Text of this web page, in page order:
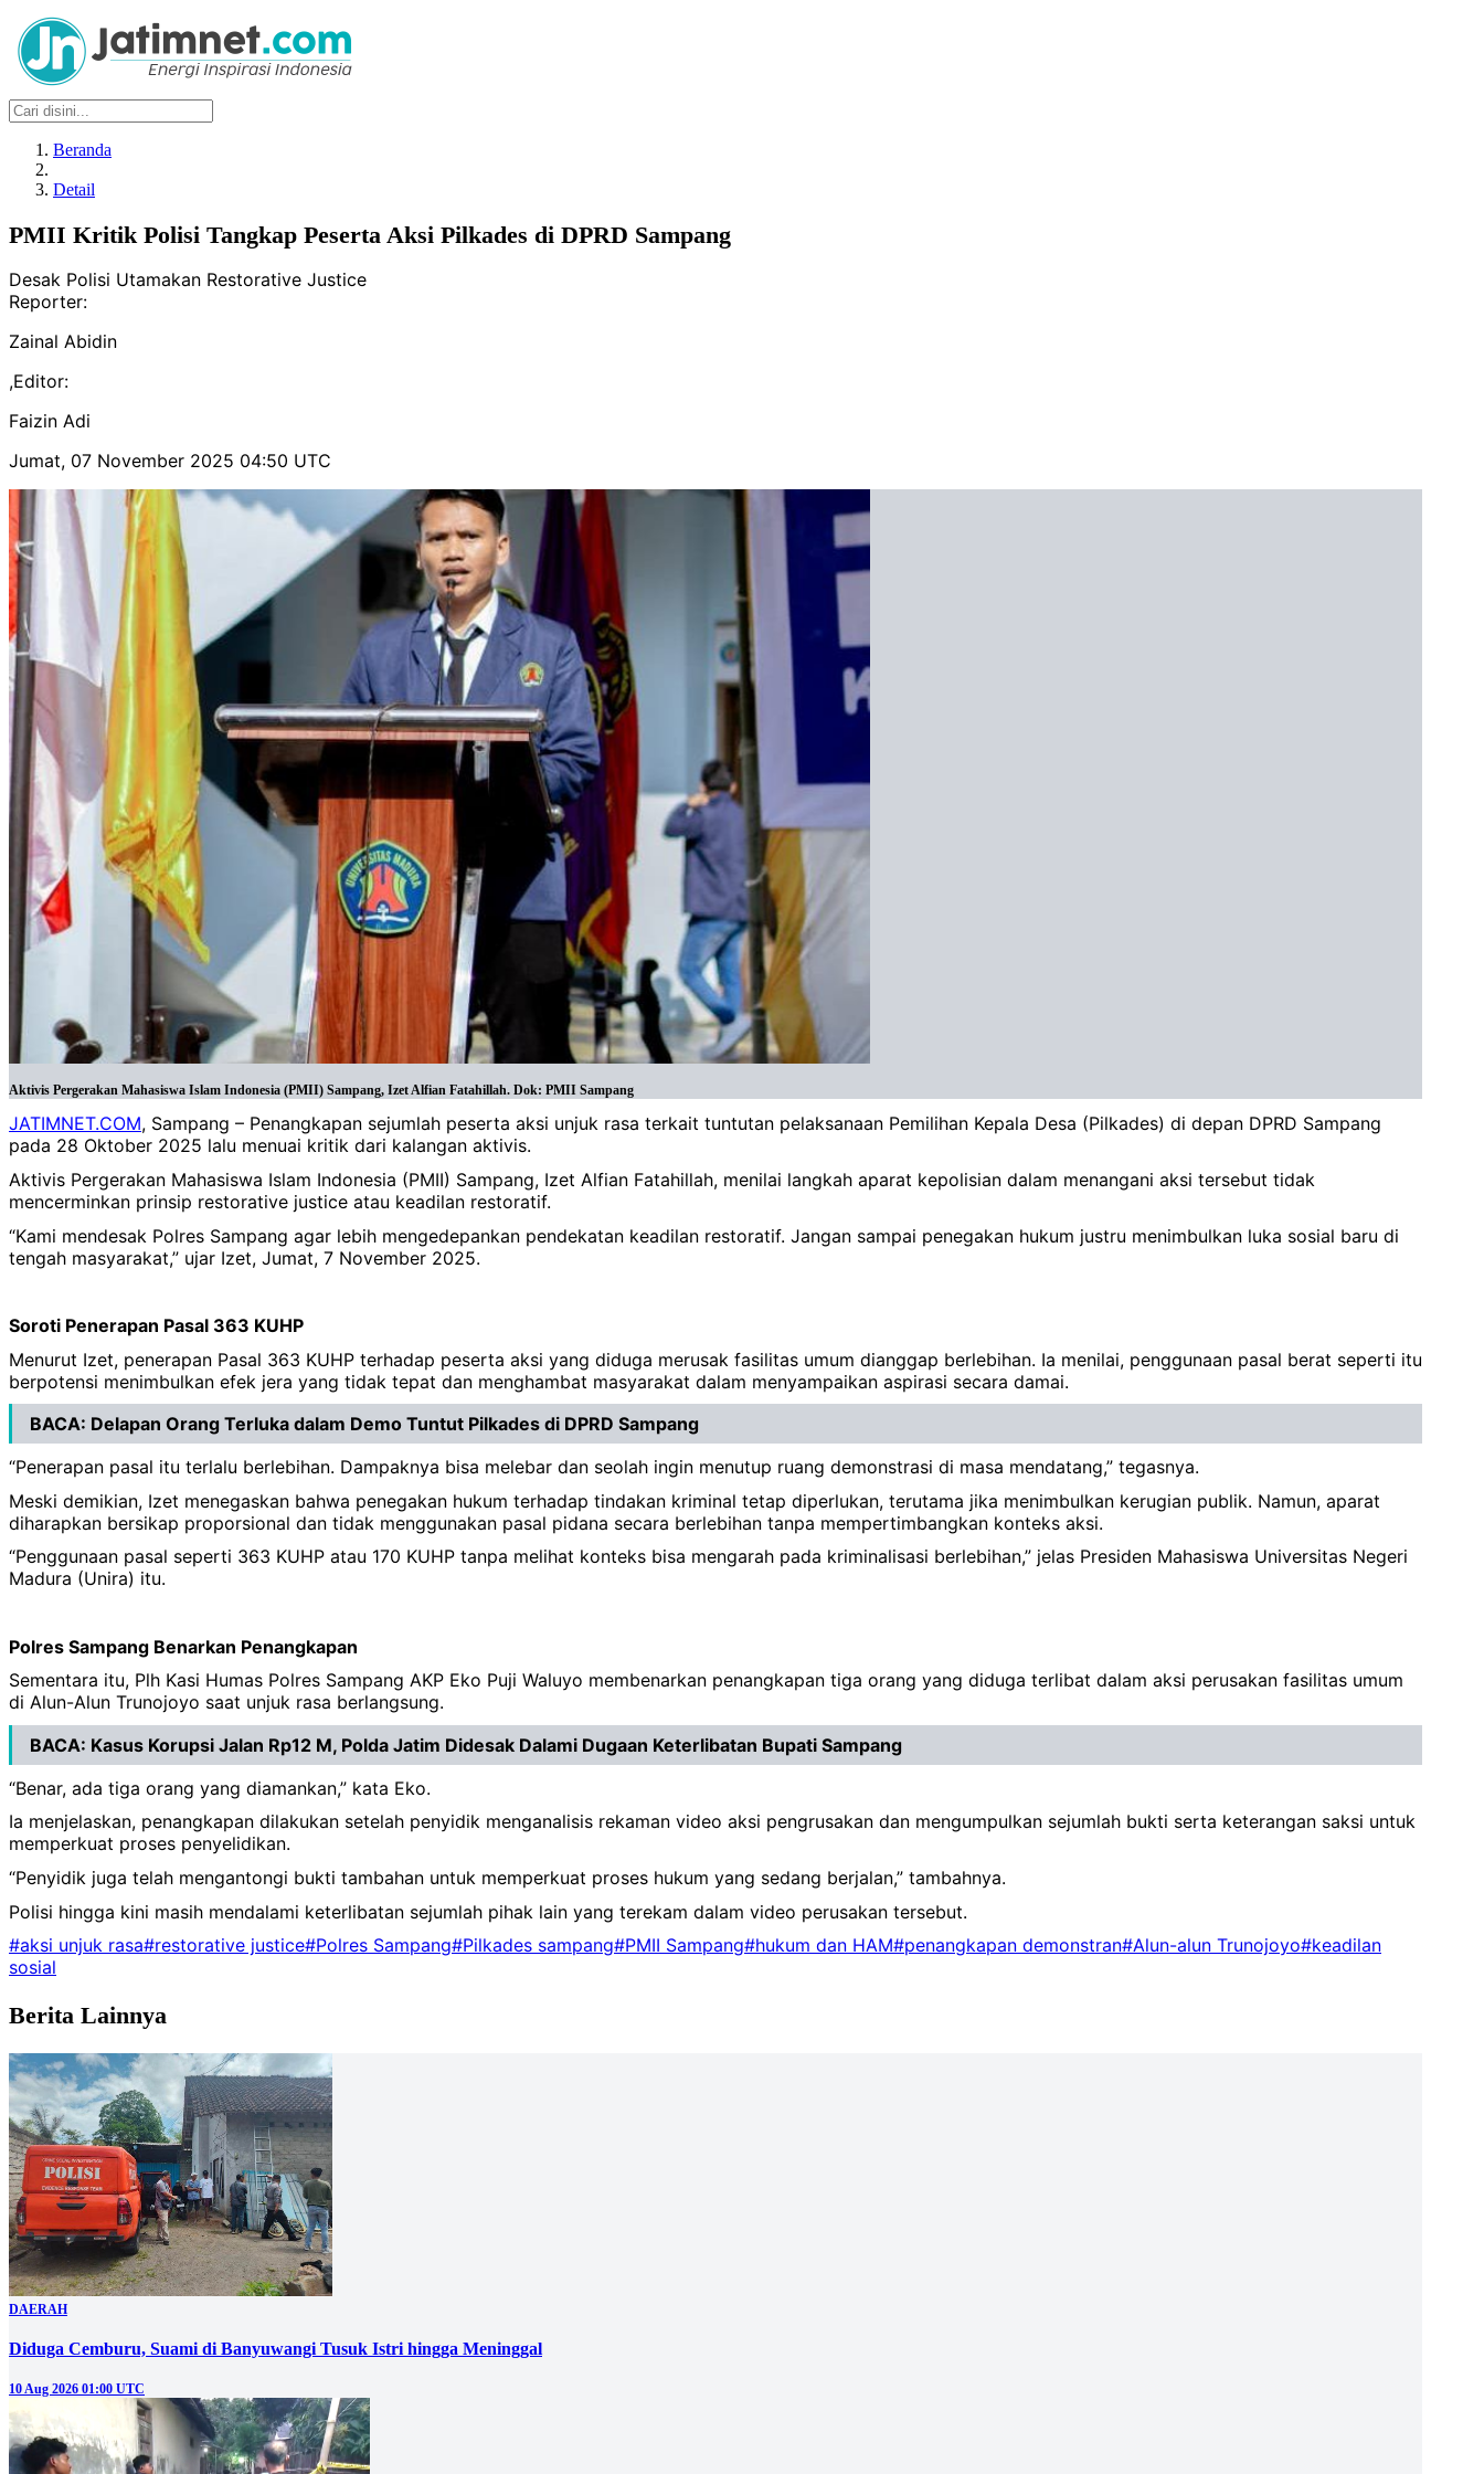
Beranda
Detail
PMII Kritik Polisi Tangkap Peserta Aksi Pilkades di DPRD Sampang
Desak Polisi Utamakan Restorative Justice
Reporter:
Zainal Abidin
,Editor:
Faizin Adi
Jumat, 07 November 2025 04:50 UTC
Aktivis Pergerakan Mahasiswa Islam Indonesia (PMII) Sampang, Izet Alfian Fatahillah. Dok: PMII Sampang
JATIMNET.COM, Sampang – Penangkapan sejumlah peserta aksi unjuk rasa terkait tuntutan pelaksanaan Pemilihan Kepala Desa (Pilkades) di depan DPRD Sampang
pada 28 Oktober 2025 lalu menuai kritik dari kalangan aktivis.
Aktivis Pergerakan Mahasiswa Islam Indonesia (PMII) Sampang, Izet Alfian Fatahillah, menilai langkah aparat kepolisian dalam menangani aksi tersebut tidak
mencerminkan prinsip restorative justice atau keadilan restoratif.
“Kami mendesak Polres Sampang agar lebih mengedepankan pendekatan keadilan restoratif. Jangan sampai penegakan hukum justru menimbulkan luka sosial baru di
tengah masyarakat,” ujar Izet, Jumat, 7 November 2025.
Soroti Penerapan Pasal 363 KUHP
Menurut Izet, penerapan Pasal 363 KUHP terhadap peserta aksi yang diduga merusak fasilitas umum dianggap berlebihan. Ia menilai, penggunaan pasal berat seperti itu
berpotensi menimbulkan efek jera yang tidak tepat dan menghambat masyarakat dalam menyampaikan aspirasi secara damai.
BACA: Delapan Orang Terluka dalam Demo Tuntut Pilkades di DPRD Sampang
“Penerapan pasal itu terlalu berlebihan. Dampaknya bisa melebar dan seolah ingin menutup ruang demonstrasi di masa mendatang,” tegasnya.
Meski demikian, Izet menegaskan bahwa penegakan hukum terhadap tindakan kriminal tetap diperlukan, terutama jika menimbulkan kerugian publik. Namun, aparat
diharapkan bersikap proporsional dan tidak menggunakan pasal pidana secara berlebihan tanpa mempertimbangkan konteks aksi.
“Penggunaan pasal seperti 363 KUHP atau 170 KUHP tanpa melihat konteks bisa mengarah pada kriminalisasi berlebihan,” jelas Presiden Mahasiswa Universitas Negeri
Madura (Unira) itu.
Polres Sampang Benarkan Penangkapan
Sementara itu, Plh Kasi Humas Polres Sampang AKP Eko Puji Waluyo membenarkan penangkapan tiga orang yang diduga terlibat dalam aksi perusakan fasilitas umum
di Alun-Alun Trunojoyo saat unjuk rasa berlangsung.
BACA: Kasus Korupsi Jalan Rp12 M, Polda Jatim Didesak Dalami Dugaan Keterlibatan Bupati Sampang
“Benar, ada tiga orang yang diamankan,” kata Eko.
Ia menjelaskan, penangkapan dilakukan setelah penyidik menganalisis rekaman video aksi pengrusakan dan mengumpulkan sejumlah bukti serta keterangan saksi untuk
memperkuat proses penyelidikan.
“Penyidik juga telah mengantongi bukti tambahan untuk memperkuat proses hukum yang sedang berjalan,” tambahnya.
Polisi hingga kini masih mendalami keterlibatan sejumlah pihak lain yang terekam dalam video perusakan tersebut.
#aksi unjuk rasa#restorative justice#Polres Sampang#Pilkades sampang#PMII Sampang#hukum dan HAM#penangkapan demonstran#Alun-alun Trunojoyo#keadilan
sosial
Berita Lainnya
DAERAH
Diduga Cemburu, Suami di Banyuwangi Tusuk Istri hingga Meninggal
10 Aug 2026 01:00 UTC